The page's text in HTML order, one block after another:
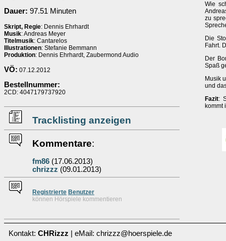
Dauer: 97.51 Minuten
Skript, Regie: Dennis Ehrhardt
Musik: Andreas Meyer
Titelmusik: Cantarelos
Illustrationen: Stefanie Bemmann
Produktion: Dennis Ehrhardt, Zaubermond Audio
VÖ: 07.12.2012
Bestellnummer:
2CD: 4047179737920
Tracklisting anzeigen
Kommentare:
fm86 (17.06.2013)
chrizzz (09.01.2013)
Registrierte Benutzer
können Hörspiele kommentieren
Wie
zu
Die
Fahrt.
Der
Spaß
Musik
und
Fazit:
kommt
Kontakt: CHRizzz | eMail: chrizzz@hoerspiele.de